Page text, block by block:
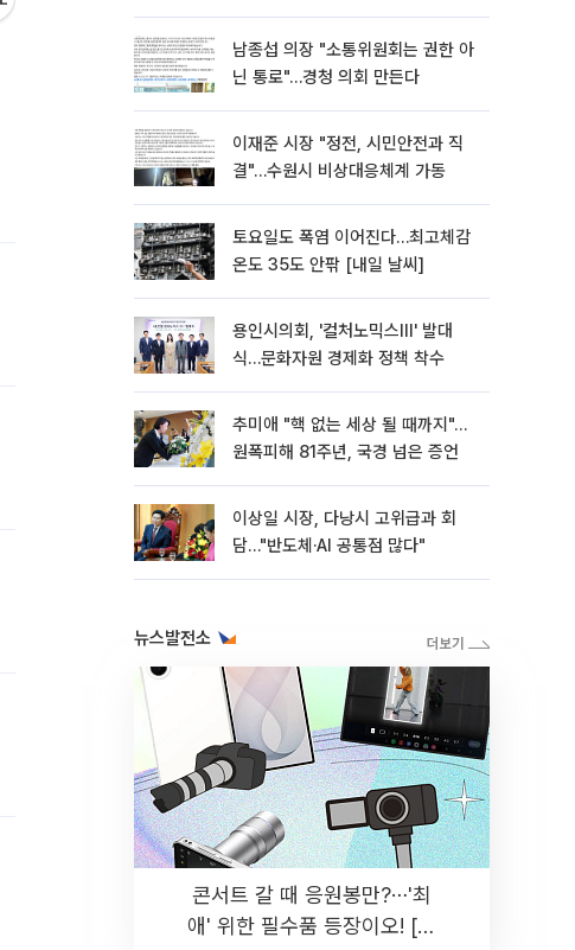
남종섭 의장 "소통위원회는 권한 아
닌 통로"…경청 의회 만든다
이재준 시장 "정전, 시민안전과 직
결"…수원시 비상대응체계 가동
토요일도 폭염 이어진다…최고체감
온도 35도 안팎 [내일 날씨]
용인시의회, '컬처노믹스Ⅲ' 발대
식…문화자원 경제화 정책 착수
추미애 "핵 없는 세상 될 때까지"…
원폭피해 81주년, 국경 넘은 증언
이상일 시장, 다낭시 고위급과 회
담…"반도체·AI 공통점 많다"
뉴스발전소
콘서트 갈 때 응원봉만?⋯'최
애' 위한 필수품 등장이오! [솔